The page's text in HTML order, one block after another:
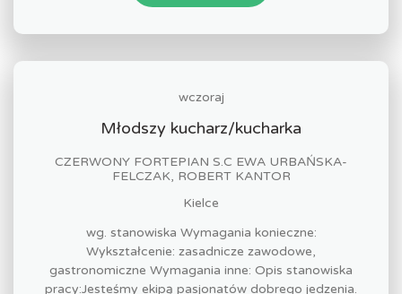
wczoraj
Młodszy kucharz/kucharka
CZERWONY FORTEPIAN S.C EWA URBAŃSKA-
FELCZAK, ROBERT KANTOR
Kielce
wg. stanowiska Wymagania konieczne:
Wykształcenie: zasadnicze zawodowe,
gastronomiczne Wymagania inne: Opis stanowiska
pracy:Jesteśmy ekipą pasjonatów dobrego jedzenia.